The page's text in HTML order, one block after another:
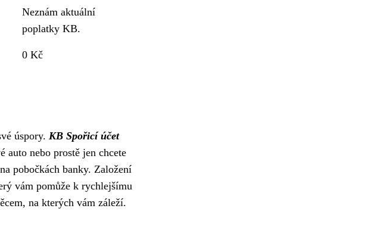
Neznám aktuální
poplatky KB.
0 Kč
úspory. KB Spořicí účet
auto nebo prostě jen chcete
pobočkách banky. Založení
vám pomůže k rychlejšímu
na kterých vám záleží.